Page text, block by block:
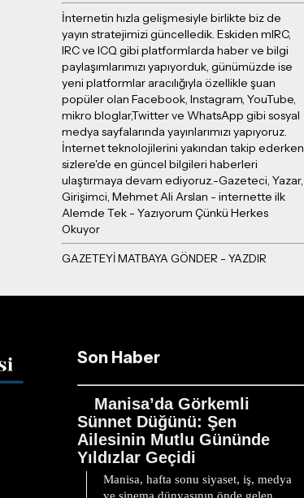
İnternetin hızla gelişmesiyle birlikte biz de
yayın stratejimizi güncelledik. Eskiden mIRC,
IRC ve ICQ gibi platformlarda haber ve bilgi
paylaşımlarımızı yapıyorduk, günümüzde ise
yeni platformlar aracılığıyla özellikle şuan
popüler olan Facebook, Instagram, YouTube,
mikro bloglar,Twitter ve WhatsApp gibi sosyal
medya sayfalarında yayınlarımızı yapıyoruz.
İnternet teknolojilerini yakından takip ederken
sizlere'de en güncel bilgileri haberleri
ulaştırmaya devam ediyoruz.-Gazeteci, Yazar,
Girişimci, Mehmet Ali Arslan - internette ilk
Alemde Tek - Yazıyorum Çünkü Herkes
Okuyor
Son Haber
Manisa’da Görkemli
Sünnet Düğünü: Şen
Ailesinin Mutlu Gününde
Yıldızlar Geçidi
Manisa, hafta sonu siyaset, iş, medya